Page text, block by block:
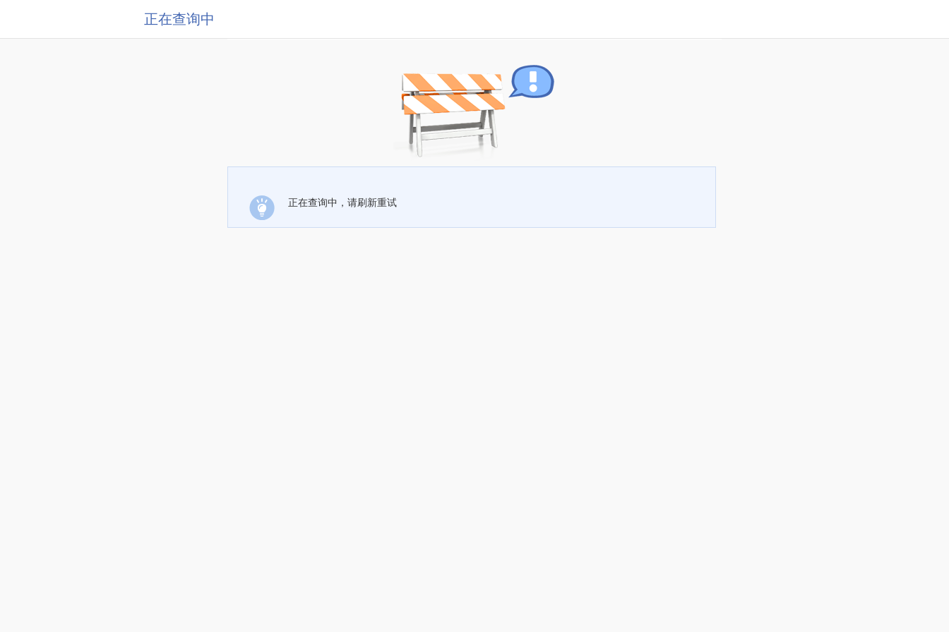
正在查询中
正在查询中，请刷新重试